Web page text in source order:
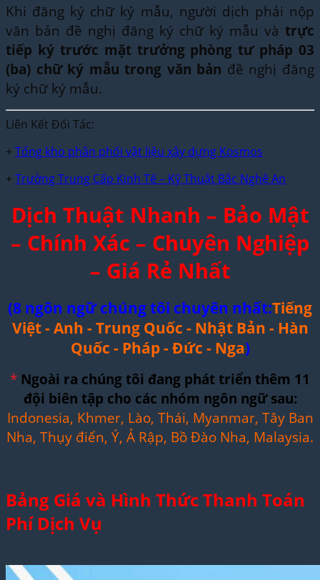
Khi đăng ký chữ ký mẫu, người dịch phải nộp
văn bản đề nghị đăng ký chữ ký mẫu và trực
tiếp ký trước mặt trưởng phòng tư pháp 03
(ba) chữ ký mẫu trong văn bản đề nghị đăng
ký chữ ký mẫu.
Liên Kết Đối Tác:
+ Tổng kho phân phối vật liệu xây dựng Kosmos
+ Trường Trung Cấp Kinh Tế – Kỹ Thuật Bắc Nghệ An
Dịch Thuật Nhanh – Bảo Mật
– Chính Xác – Chuyên Nghiệp
– Giá Rẻ Nhất
(8 ngôn ngữ chúng tôi chuyên nhất:Tiếng
Việt - Anh - Trung Quốc - Nhật Bản - Hàn
Quốc - Pháp - Đức - Nga)
* Ngoài ra chúng tôi đang phát triển thêm 11
đội biên tập cho các nhóm ngôn ngữ sau:
Indonesia, Khmer, Lào, Thái, Myanmar, Tây Ban
Nha, Thụy điển, Ý, Ả Rập, Bồ Đào Nha, Malaysia.
Bảng Giá và Hình Thức Thanh Toán
Phí Dịch Vụ